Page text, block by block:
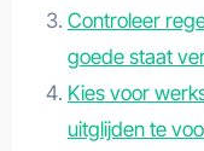
Controleer
goede staat
Kies voor
uitglijden te